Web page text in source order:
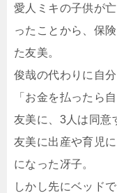
愛人ミキの子供が
ったことから、保
た友美。
俊哉の代わりに自
「お金を払ったら
友美に、3人は同意
友美に出産や育児
になった冴子。
しかし先にベッド